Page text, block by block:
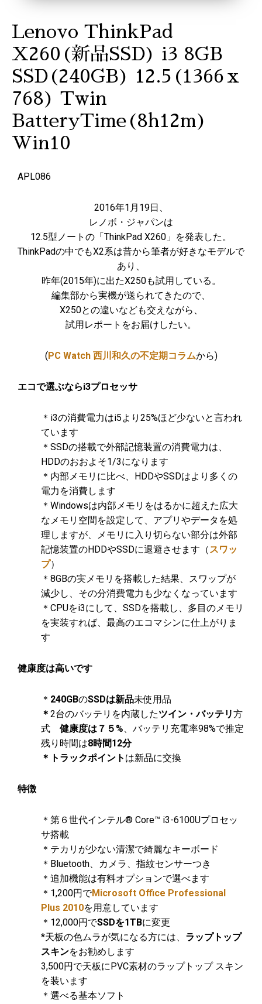
Lenovo ThinkPad
X260(新品SSD) i3 8GB
SSD(240GB) 12.5(1366ｘ
768) Twin
BatteryTime(8h12m)
Win10
APL086
2016年1月19日、
レノボ・ジャパンは
12.5型ノートの「ThinkPad X260」を発表した。
ThinkPadの中でもX2系は昔から筆者が好きなモデルで
あり、
昨年(2015年)に出たX250も試用している。
編集部から実機が送られてきたので、
X250との違いなども交えながら、
試用レポートをお届けしたい。
(PC Watch 西川和久の不定期コラムから)
エコで選ぶならi3プロセッサ
＊i3の消費電力はi5より25%ほど少ないと言われ
ています
＊SSDの搭載で外部記憶装置の消費電力は、
HDDのおおよそ1/3になります
＊内部メモリに比べ、HDDやSSDはより多くの
電力を消費します
＊Windowsは内部メモリをはるかに超えた広大
なメモリ空間を設定して、アプリやデータを処
理しますが、メモリに入り切らない部分は外部
記憶装置のHDDやSSDに退避させます（スワッ
プ）
＊8GBの実メモリを搭載した結果、スワップが
減少し、その分消費電力も少なくなっています
＊CPUをi3にして、SSDを搭載し、多目のメモリ
を実装すれば、最高のエコマシンに仕上がりま
す
健康度は高いです
＊ 240GBのSSDは新品未使用品
＊ 2台のバッテリを内蔵したツイン・バッテリ方
式 健康度は７５%、バッテリ充電率98%で推定
残り時間は8時間12分
＊トラックポイント は新品に交換
特徴
＊第６世代インテル® Core™ i3-6100Uプロセッ
サ搭載
＊テカリが少ない清潔で綺麗なキーボード
＊Bluetooth、カメラ、指紋センサーつき
＊追加機能は有料オプションで選べます
＊1,200円でMicrosoft Office Professional
Plus 2010を用意しています
＊12,000円でSSDを1TBに変更
*天板の色ムラが気になる方には、 ラップトップ
スキンをお勧めします
3,500円で天板にPVC素材のラップトップ スキン
を装います
＊選べる基本ソフト